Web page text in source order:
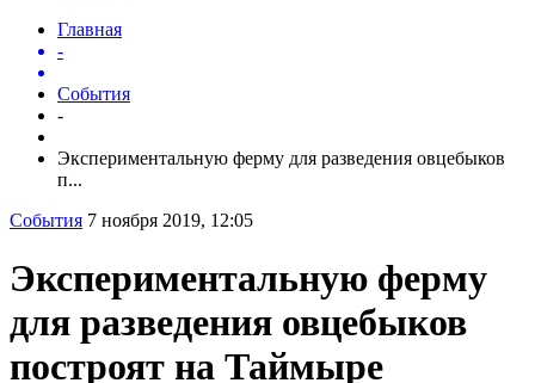
Главная
-
События
-
Экспериментальную ферму для разведения овцебыков
п...
События 7 ноября 2019, 12:05
Экспериментальную ферму
для разведения овцебыков
построят на Таймыре